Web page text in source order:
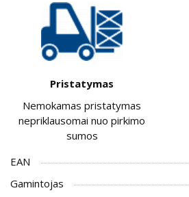
Pristatymas
Nemokamas pristatymas
nepriklausomai nuo pirkimo
sumos
EAN
Gamintojas